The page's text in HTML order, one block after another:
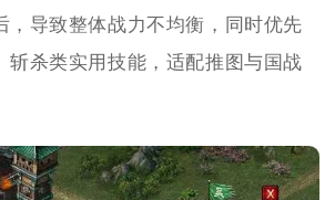
，导致整体战力不均衡，同时优先
斩杀类实用技能，适配推图与国战